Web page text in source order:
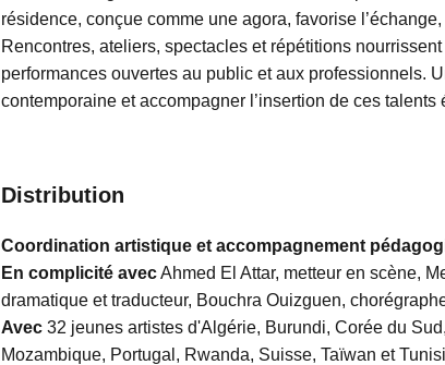
résidence, conçue comme une agora, favorise
Rencontres, ateliers, spectacles et répétitions
performances ouvertes au public et aux professionnels.
contemporaine et accompagner l’insertion de ces
Distribution
Coordination artistique et accompagnement
En complicité avecAhmed El Attar, metteur en scène,
dramatique et traducteur, Bouchra Ouizguen,
Avec32 jeunes artistes d'Algérie, Burundi, Corée du
Mozambique, Portugal, Rwanda, Suisse, Taïwan et